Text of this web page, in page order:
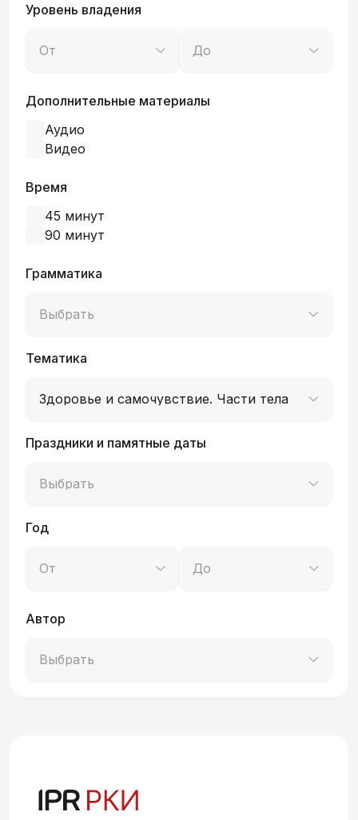
Уровень владения
От До
Дополнительные материалы
Аудио
Видео
Время
45 минут
90 минут
Грамматика
Выбрать
Тематика
Здоровье и самочувствие. Части тела
Праздники и памятные даты
Выбрать
Год
От До
Автор
Выбрать